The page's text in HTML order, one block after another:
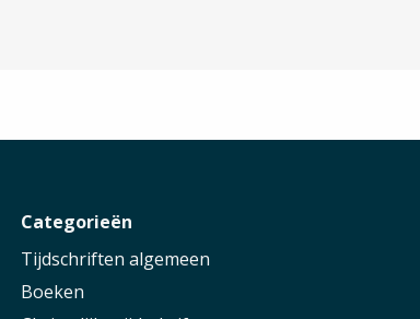
Categorieën
Tijdschriften algemeen
Boeken